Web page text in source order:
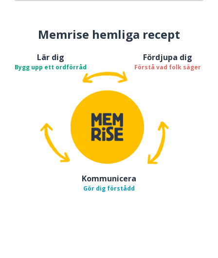
Memrise hemliga recept
Lär dig
Bygg upp ett ordförråd
Fördjupa dig
Förstå vad folk säger
Kommunicera
Gör dig förstådd